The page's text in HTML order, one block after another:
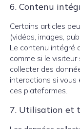
6. Contenu
Certains articles
(vidéos, images,
Le contenu intégré
comme si le
collecter des
interactions si
ces plateformes.
7. Utilisation et